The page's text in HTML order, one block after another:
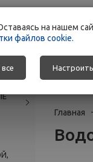
О
Главная -
на нашем
файлов cookie.
Настроить